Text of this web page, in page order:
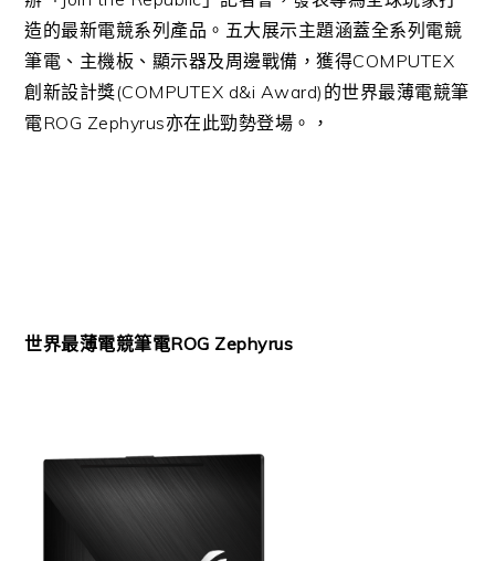
造的最新電競系列產品。五大展示主題涵蓋全系列電競
筆電、主機板、顯示器及周邊戰備，獲得COMPUTEX
創新設計獎(COMPUTEX d&i Award)的世界最薄電競筆
電ROG Zephyrus亦在此勁勢登場。，
世界最薄電競筆電ROG Zephyrus